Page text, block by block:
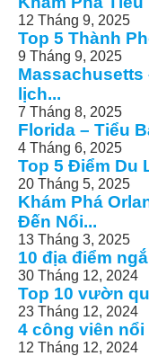
12 Tháng 9, 2025
Top 5 Thành
9 Tháng 9, 2025
Massachusetts
lịch...
7 Tháng 8, 2025
Florida – Tiểu
4 Tháng 6, 2025
Top 5 Điểm Du
20 Tháng 5, 2025
Khám Phá
Đến Nổi...
13 Tháng 3, 2025
10 địa điểm
30 Tháng 12, 2024
Top 10 vườn
23 Tháng 12, 2024
4 công viên nổi
12 Tháng 12, 2024